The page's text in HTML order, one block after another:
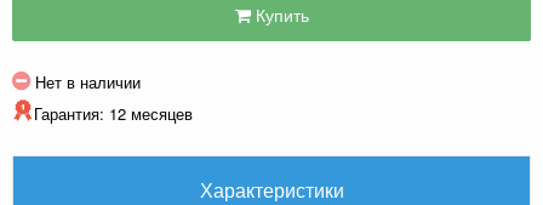
Купить
Нет в наличии
Гарантия: 12 месяцев
Характеристики